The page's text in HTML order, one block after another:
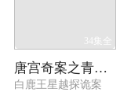
34集全
唐宫奇案之青雾风鸣
白鹿王星越探诡案